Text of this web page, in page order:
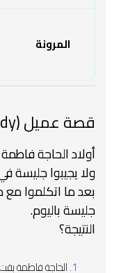
المرونة
قصة عميل (Case Study)
أولاد الحاجة
ولا يجيبوا جليسة
بعد ما اتكلموا
جليسة باليوم.
النتيجة؟
الحاجة فاطمة